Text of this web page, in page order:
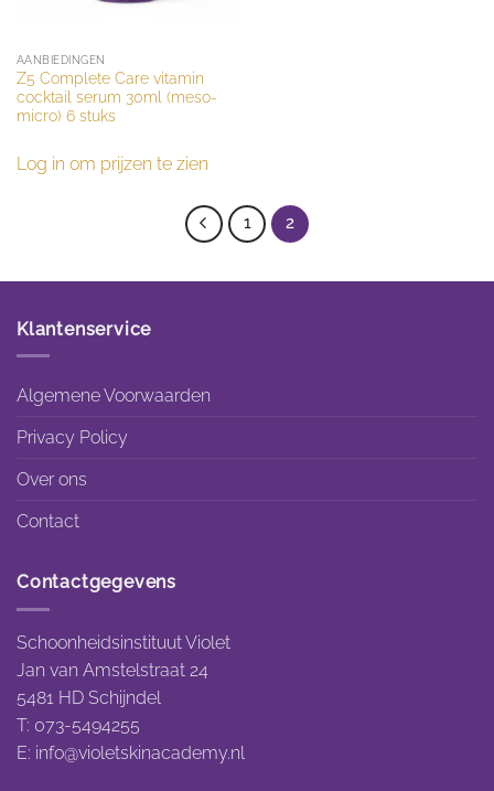
AANBIEDINGEN
Z5 Complete Care vitamin
cocktail serum 30ml (meso-
micro) 6 stuks
Log in om prijzen te zien
1 2
Klantenservice
Algemene Voorwaarden
Privacy Policy
Over ons
Contact
Contactgegevens
Schoonheidsinstituut Violet
Jan van Amstelstraat 24
5481 HD Schijndel
T: 073-5494255
E: info@violetskinacademy.nl